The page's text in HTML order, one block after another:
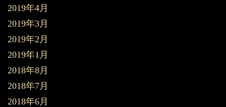
2019年4月
2019年3月
2019年2月
2019年1月
2018年8月
2018年7月
2018年6月